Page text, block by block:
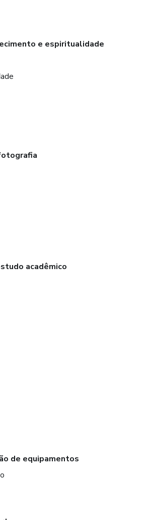
e espiritualidade
acadêmico
de equipamentos